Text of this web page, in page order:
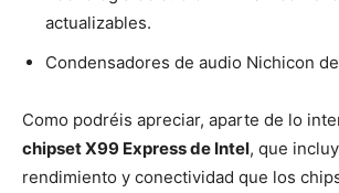
actualizables.
Condensadores de audio Nichicon
Como podréis apreciar, aparte de lo
chipset X99 Express de Intel, que
rendimiento y conectividad que los